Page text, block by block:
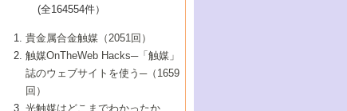
7号 有機分子触媒による精密有機合成
8号 高機能化ポリオレフィンに向けた重合
触媒の最近の進展
7号 持続可能社会実現のための触媒および
触媒関連技術
構築と機能
5号 若手会員による触媒研究の未来展望1：
企業編
6号 第102回触媒討論会
7号 触媒・化学反応における計算化学の進
5号 こんな物質，あんな物質―新たな触媒
の可能性―
7号 『結晶の化学』を活かした触媒研究
3号 リビング重合触媒の最近の展開
5号 水素製造・貯蔵のための触媒技術の新
しい展開
6号 第98回触媒討論会
2号 第95回触媒討論会
4号 水分解用光触媒材料
5号 時間分解分光の進歩と応用
6号 第96回触媒討論会
1号 部分酸化反応触媒の最前線
2号 第93回触媒討論会
3号 特殊エネルギー場の触媒反応
4号 生体内における金属の触媒作用
5号 ファインケミカルズの展開に寄与する
▼45巻（2003年）
1号 なぜこの触媒が良いのか？
2号 第91回触媒討論会
3号 最近の自動車排ガス処理技術
4号 触媒研究の現状と将来─第90回触媒討論
▼44巻（2002年）
1号 高次制御された触媒の化学
2号 第89回触媒討論会
3号 触媒を利用した電気化学の新展開
▼43巻（2001年）
1号 グリーンケミストリーと触媒
2号 第87回触媒討論会特集号
▼42巻（2000年）
1号 触媒反応工学の明日を拓く
▼41巻（1999年）
(全164554件）
貴金属合金触媒（2051回）
触媒OnTheWeb Hacks─「触媒」
誌のウェブサイトを使う─（1659
回）
光触媒はどこまでわかったか